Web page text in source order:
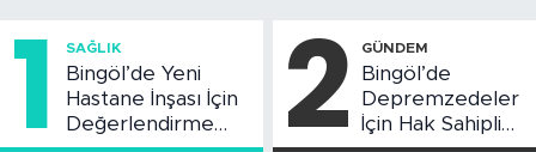
1 SAĞLIK
Bingöl’de Yeni
Hastane İnşası İçin
Değerlendirme
2 GÜNDEM
Bingöl’de
Depremzedeler
İçin Hak Sahipliği